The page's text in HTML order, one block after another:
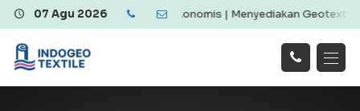
07 Agu 2026
Berkualitas dan Ekonomis | Menyediakan Geotextile Woven
Hubungi